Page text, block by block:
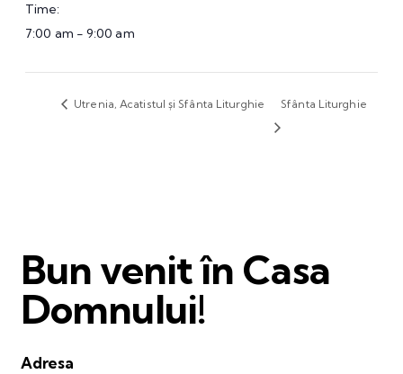
Time:
7:00 am - 9:00 am
Utrenia, Acatistul și Sfânta Liturghie Sfânta Liturghie
Bun venit în Casa
Domnului!
Adresa